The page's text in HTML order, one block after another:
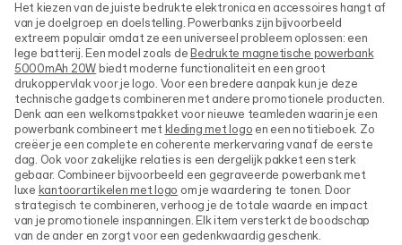
Het kiezen van de juiste bedrukte elektronica en accessoires hangt af
van je doelgroep en doelstelling. Powerbanks zijn bijvoorbeeld
extreem populair omdat ze een universeel probleem oplossen: een
lege batterij. Een model zoals deBedrukte magnetische powerbank
5000mAh 20Wbiedt moderne functionaliteit en een groot
drukoppervlak voor je logo. Voor een bredere aanpak kun je deze
technische gadgets combineren met andere promotionele producten.
Denk aan een welkomstpakket voor nieuwe teamleden waarin je een
powerbank combineert metkleding met logo en een notitieboek. Zo
creëer je een complete en coherente merkervaring vanaf de eerste
dag. Ook voor zakelijke relaties is een dergelijk pakket een sterk
gebaar. Combineer bijvoorbeeld een gegraveerde powerbank met
luxe kantoorartikelen met logo om je waardering te tonen. Door
strategisch te combineren, verhoog je de totale waarde en impact
van je promotionele inspanningen. Elk item versterkt de boodschap
van de ander en zorgt voor een gedenkwaardig geschenk.